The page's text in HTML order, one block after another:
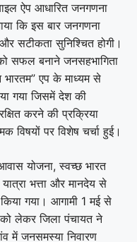
ऐप आधारित जनगणना
कि इस बार जनगणना
सटीकता सुनिश्चित होगी।
सफल बनाने जनसहभागिता
भारतम” एप के माध्यम से
गया जिसमें देश की
करने की प्रक्रिया
विषयों पर विशेष चर्चा हुई।
योजना, स्वच्छ भारत
भत्ता और मानदेय से
किया गया। आगामी 1 मई से
लेकर जिला पंचायत ने
में जनसमस्या निवारण